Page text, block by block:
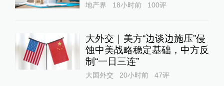
地产界 18小时前 100评
大外交｜美方“边谈边施压”侵
蚀中美战略稳定基础，中方反
制“一日三连”
大国外交 20小时前 47评